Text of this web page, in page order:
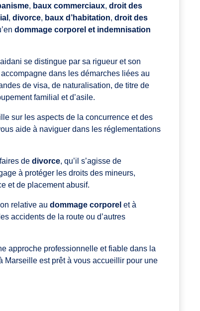
, baux commerciaux, droit des
, divorce, baux d’habitation, droit des
dommage corporel et indemnisation
se distingue par sa rigueur et son
dans les démarches liées au
de visa, de naturalisation, de titre de
familial et d’asile.
sur les aspects de la concurrence et des
aide à naviguer dans les réglementations
de divorce, qu’il s’agisse de
à protéger les droits des mineurs,
et de placement abusif.
relative au dommage corporel et à
accidents de la route ou d’autres
approche professionnelle et fiable dans la
Marseille est prêt à vous accueillir pour une